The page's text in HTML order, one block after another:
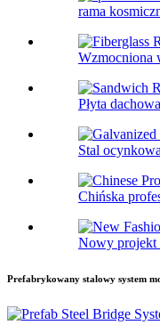
rama
Wzmocniona
Płyta
Stal
Chińska
Nowy projekt
Prefabrykowany stalowy system